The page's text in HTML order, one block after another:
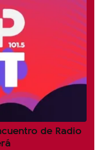
de Radio